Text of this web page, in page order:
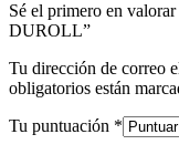
Sé el primero en
DUROLL”
Tu dirección de correo
obligatorios están
Tu puntuación *